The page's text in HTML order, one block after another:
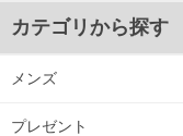
カテゴリから探す
メンズ
プレゼント